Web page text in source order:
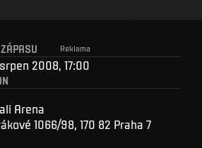
Reklama
2008, 17:00
Arena
1066/98, 170 82 Praha 7